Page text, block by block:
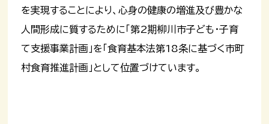
を実現することにより、心身の健康の増進及び豊かな
人間形成に質するために「第2期柳川市子ども・子育
て支援事業計画」を「食育基本法第18条に基づく市町
村食育推進計画」として位置づけています。